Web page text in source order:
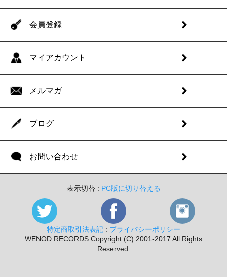
会員登録
マイアカウント
メルマガ
ブログ
お問い合わせ
表示切替 : PC版に切り替える
特定商取引法表記 : プライバシーポリシー
WENOD RECORDS Copyright (C) 2001-2017 All Rights
Reserved.